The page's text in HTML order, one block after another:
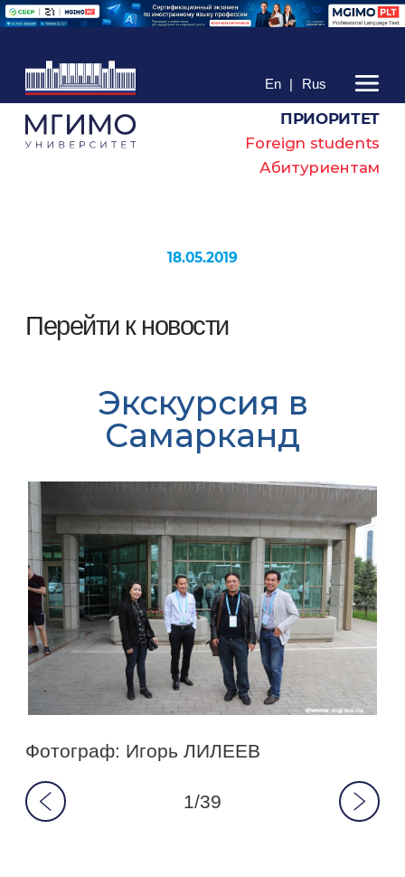
En | Rus
ПРИОРИТЕТ
Foreign students
Абитуриентам
18.05.2019
Перейти к новости
Экскурсия в
Самарканд
Фотограф: Игорь ЛИЛЕЕВ
1/39